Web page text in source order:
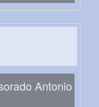
Antonio